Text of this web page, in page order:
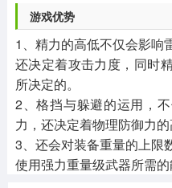
游戏优势
1、精力的高低不仅会影响
还决定着攻击力度，同时
所决定的。
2、格挡与躲避的运用，
力，还决定着物理防御力的
3、还会对装备重量的上限
使用强力重量级武器所需的